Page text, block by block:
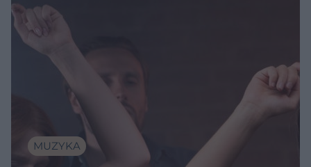
MUZYKA